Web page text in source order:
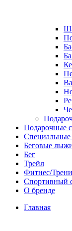
Подарочные
Беговые
Бег
Трейл
Фитнес/
Спортивный
О бренде
Главная